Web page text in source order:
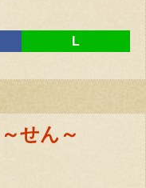
L
せん～